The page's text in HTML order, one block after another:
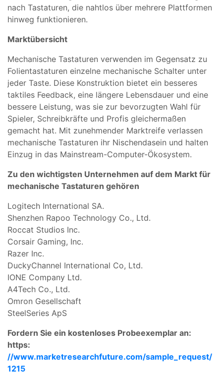
nach Tastaturen, die nahtlos über mehrere Plattformen
hinweg funktionieren.
Marktübersicht
Mechanische Tastaturen verwenden im Gegensatz zu
Folientastaturen einzelne mechanische Schalter unter
jeder Taste. Diese Konstruktion bietet ein besseres
taktiles Feedback, eine längere Lebensdauer und eine
bessere Leistung, was sie zur bevorzugten Wahl für
Spieler, Schreibkräfte und Profis gleichermaßen
gemacht hat. Mit zunehmender Marktreife verlassen
mechanische Tastaturen ihr Nischendasein und halten
Einzug in das Mainstream-Computer-Ökosystem.
Zu den wichtigsten Unternehmen auf dem Markt für
mechanische Tastaturen gehören
Logitech International SA.
Shenzhen Rapoo Technology Co., Ltd.
Roccat Studios Inc.
Corsair Gaming, Inc.
Razer Inc.
DuckyChannel International Co, Ltd.
IONE Company Ltd.
A4Tech Co., Ltd.
Omron Gesellschaft
SteelSeries ApS
Fordern Sie ein kostenloses Probeexemplar an:
https:
//www.marketresearchfuture.com/sample_request/
1215